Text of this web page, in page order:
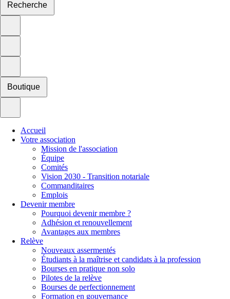
Recherche
Boutique
Accueil
Votre association
Mission de l'association
Équipe
Comités
Vision 2030 - Transition notariale
Commanditaires
Emplois
Devenir membre
Pourquoi devenir membre ?
Adhésion et renouvellement
Avantages aux membres
Relève
Nouveaux assermentés
Étudiants à la maîtrise et candidats à la profession
Bourses en pratique non solo
Pilotes de la relève
Bourses de perfectionnement
Formation en gouvernance